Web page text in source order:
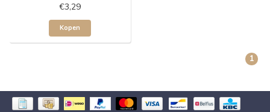
€3,29
Kopen
1